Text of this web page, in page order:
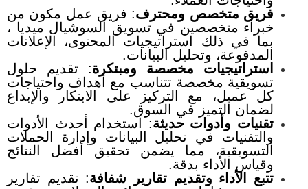
فريق متخصص ومحترف: فريق عمل مكون من
خبراء متخصصين في تسويق السوشيال ميديا ،
بما في ذلك استراتيجيات المحتوى، الإعلانات
المدفوعة، وتحليل البيانات.
استراتيجيات مخصصة ومبتكرة: تقديم حلول
تسويقية مخصصة تتناسب مع أهداف واحتياجات
كل عميل، مع التركيز على الابتكار والإبداع
لضمان التميز في السوق.
تقنيات وأدوات حديثة:
استخدام أحدث الأدوات
والتقنيات في تحليل البيانات وإدارة الحملات
التسويقية، مما يضمن تحقيق أفضل النتائج
وقياس الأداء بدقة.
تتبع الأداء وتقديم تقارير شفافة: تقديم تقارير